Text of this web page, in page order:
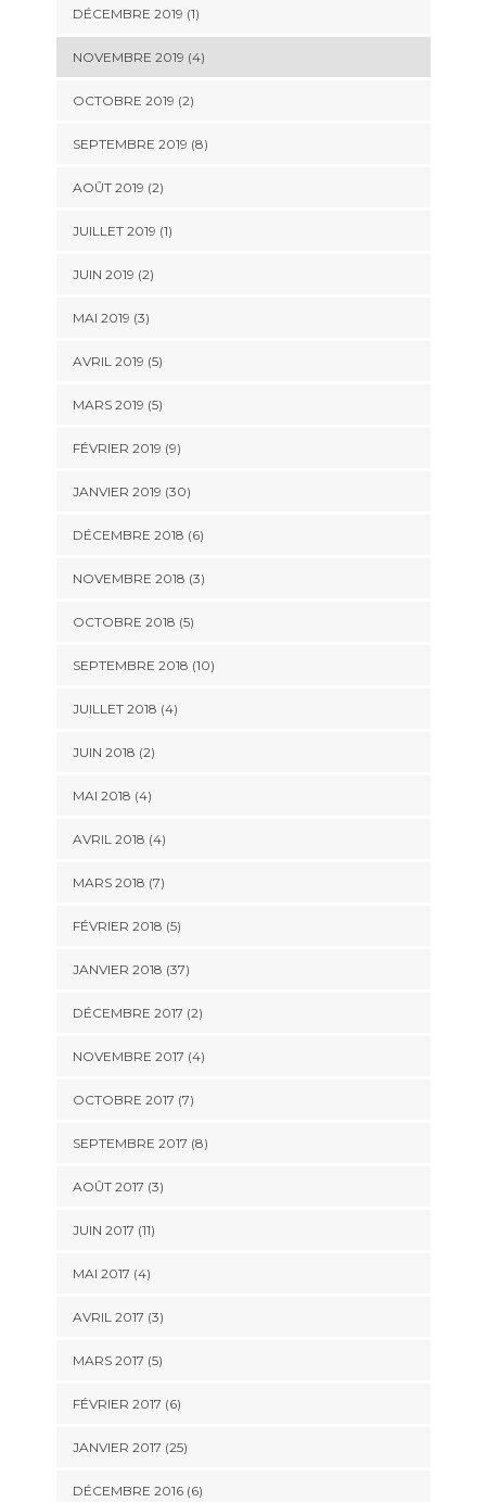
DÉCEMBRE 2019 (1)
NOVEMBRE 2019 (4)
OCTOBRE 2019 (2)
SEPTEMBRE 2019 (8)
AOÛT 2019 (2)
JUILLET 2019 (1)
JUIN 2019 (2)
MAI 2019 (3)
AVRIL 2019 (5)
MARS 2019 (5)
FÉVRIER 2019 (9)
JANVIER 2019 (30)
DÉCEMBRE 2018 (6)
NOVEMBRE 2018 (3)
OCTOBRE 2018 (5)
SEPTEMBRE 2018 (10)
JUILLET 2018 (4)
JUIN 2018 (2)
MAI 2018 (4)
AVRIL 2018 (4)
MARS 2018 (7)
FÉVRIER 2018 (5)
JANVIER 2018 (37)
DÉCEMBRE 2017 (2)
NOVEMBRE 2017 (4)
OCTOBRE 2017 (7)
SEPTEMBRE 2017 (8)
AOÛT 2017 (3)
JUIN 2017 (11)
MAI 2017 (4)
AVRIL 2017 (3)
MARS 2017 (5)
FÉVRIER 2017 (6)
JANVIER 2017 (25)
DÉCEMBRE 2016 (6)